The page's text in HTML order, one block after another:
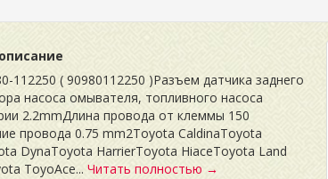
112250 ( 90980112250 )Pазъем датчика заднего
насоса омывателя, топливного насоса
2.2mmДлина провода от клеммы 150
провода 0.75 mm2Toyota CaldinaToyota
DynaToyota HarrierToyota HiaceToyota Land
ToyoAce... Читать полностью →